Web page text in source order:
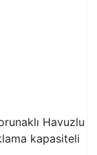
Havuzlu
kapasiteli